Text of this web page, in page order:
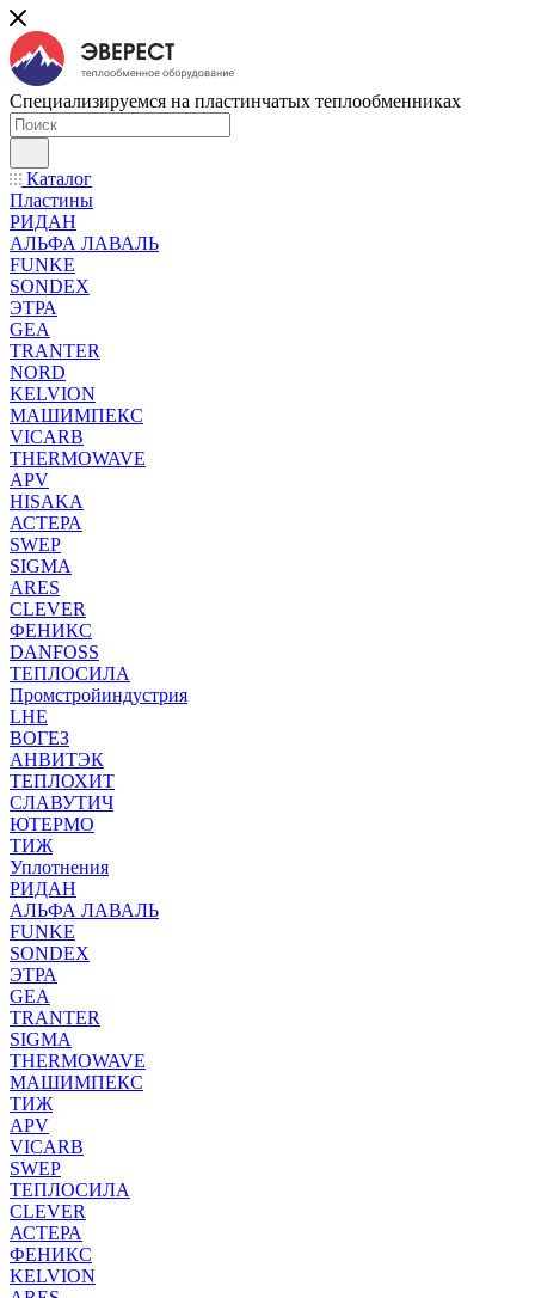
Специализируемся на пластинчатых теплообменниках
Каталог
Пластины
РИДАН
АЛЬФА ЛАВАЛЬ
FUNKE
SONDEX
ЭТРА
GEA
TRANTER
NORD
KELVION
МАШИМПЕКС
VICARB
THERMOWAVE
APV
HISAKA
АСТЕРА
SWEP
SIGMA
ARES
CLEVER
ФЕНИКС
DANFOSS
ТЕПЛОСИЛА
Промстройиндустрия
LHE
ВОГЕЗ
АНВИТЭК
ТЕПЛОХИТ
СЛАВУТИЧ
ЮТЕРМО
ТИЖ
Уплотнения
РИДАН
АЛЬФА ЛАВАЛЬ
FUNKE
SONDEX
ЭТРА
GEA
TRANTER
SIGMA
THERMOWAVE
МАШИМПЕКС
ТИЖ
APV
VICARB
SWEP
ТЕПЛОСИЛА
CLEVER
АСТЕРА
ФЕНИКС
KELVION